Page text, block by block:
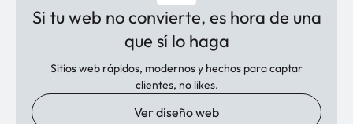
Si tu web no convierte, es hora de una
que sí lo haga
Sitios web rápidos, modernos y hechos para captar
clientes, no likes.
Ver diseño web